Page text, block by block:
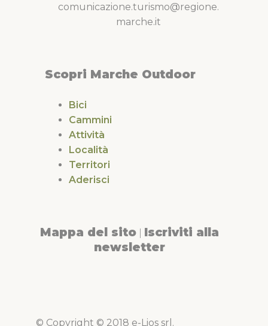
comunicazione.turismo@regione.
marche.it
Scopri Marche Outdoor
Bici
Cammini
Attività
Località
Territori
Aderisci
Mappa del sito Iscriviti alla
newsletter
© Copyright © 2018 e-Lios srl.